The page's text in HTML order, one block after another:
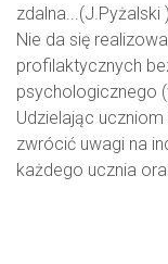
zdalna...(J.Pyżalski )
Nie da się
profilaktycznych
psychologicznego
Udzielając
zwrócić uwagi na
każdego ucznia